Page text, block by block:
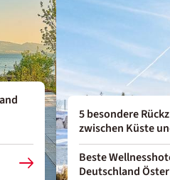
5 besondere
zwischen Küste
Beste
Deutschland